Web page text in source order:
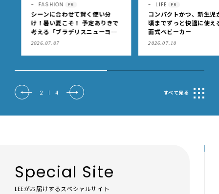
FASHION PR
シーンに合わせて賢く使い分
け！暑い夏こそ！ 予定ありきで
考える「ブラデリスニューヨー
ク」の快適ブラジャー
2026.07.07
LIFE PR
コンパクトかつ、新生児か
頃までずっと快適に使える
面式ベビーカー
2026.07.10
2 | 4 すべて見る
Special Site
LEEがお届けするスペシャルサイト